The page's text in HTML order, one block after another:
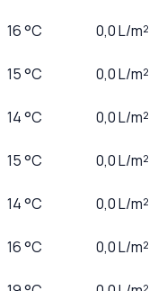
16°C 0,0L/m²
15°C 0,0L/m²
14°C 0,0L/m²
15°C 0,0L/m²
14°C 0,0L/m²
16°C 0,0L/m²